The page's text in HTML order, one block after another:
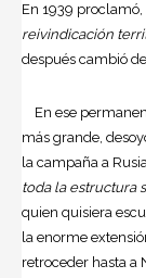
En 1939
reivindicación
después cambió
En ese
más grande,
la campaña a
toda la estructura
quien quisiera
la enorme
retroceder hasta a